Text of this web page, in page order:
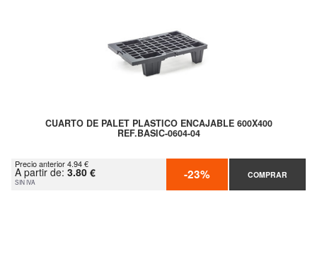
CUARTO DE PALET PLASTICO ENCAJABLE 600X400
REF.BASIC-0604-04
Precio anterior 4.94 €
A partir de: 3.80 €
SIN IVA -23% COMPRAR